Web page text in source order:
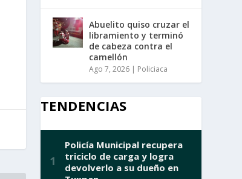
Abuelito quiso cruzar el
libramiento y terminó
de cabeza contra el
camellón
Ago 7, 2026| Policiaca
TENDENCIAS